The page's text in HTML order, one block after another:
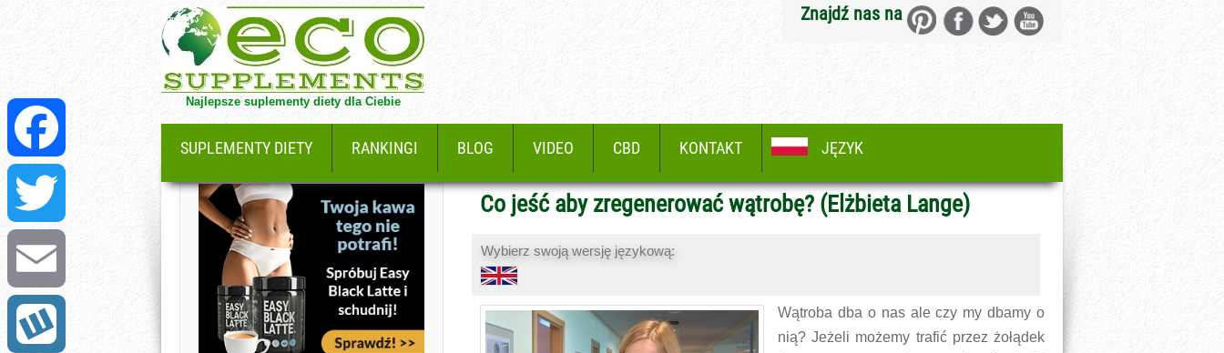
Najlepsze suplementy diety dla Ciebie
Znajdź nas na
SUPLEMENTY DIETY RANKINGI BLOG VIDEO CBD KONTAKT JĘZYK
Co jeść aby zregenerować wątrobę? (Elżbieta Lange)
Wybierz swoją wersję językową:
Wątroba dba o nas ale czy my dbamy o
nią? Jeżeli możemy trafić przez żołądek
Facebook
Twitter
Email